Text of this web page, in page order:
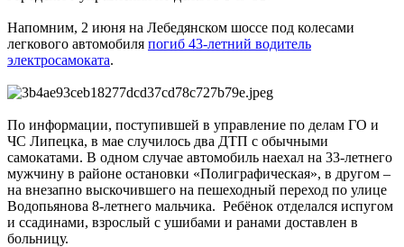
Напомним, 2 июня на Лебедянском шоссе под колесами
легкового автомобиля погиб 43-летний водитель
электросамоката.
По информации, поступившей в управление по делам ГО и
ЧС Липецка, в мае случилось два ДТП с обычными
самокатами. В одном случае автомобиль наехал на 33-летнего
мужчину в районе остановки «Полиграфическая», в другом –
на внезапно выскочившего на пешеходный переход по улице
Водопьянова 8-летнего мальчика. Ребёнок отделался испугом
и ссадинами, взрослый с ушибами и ранами доставлен в
больницу.